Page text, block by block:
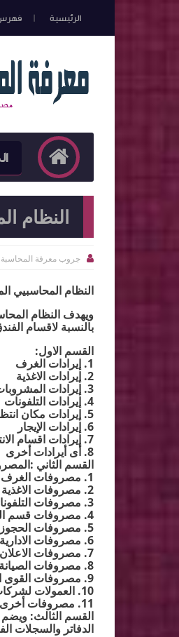
الرئيسية
النظام
 جروب معرفة المحاسبة
النظام المحاسبيي
ويهدف النظام
بالنسبة لاقسام
القسم الاول:
1. إيرادات الغرف
2. إيرادات الاغذية
3. إيرادات
4. إيرادات التلفونات
5. إيرادات مكان
6. إيرادات الإيجار
7. إيرادات اقسام
8. أى أيرادات أخرى
القسم الثاني
1. مصروفات الغرف
2. مصروفات
3. مصروفات
4. مصروفات قسم
5. مصروفات
6. مصروفات
7. مصروفات
8. مصروفات الصيانة
9. مصروفات القوى
10. العمولات
11. مصروفات أخرى
القسم الثالث:
الدفاتر والسجلات